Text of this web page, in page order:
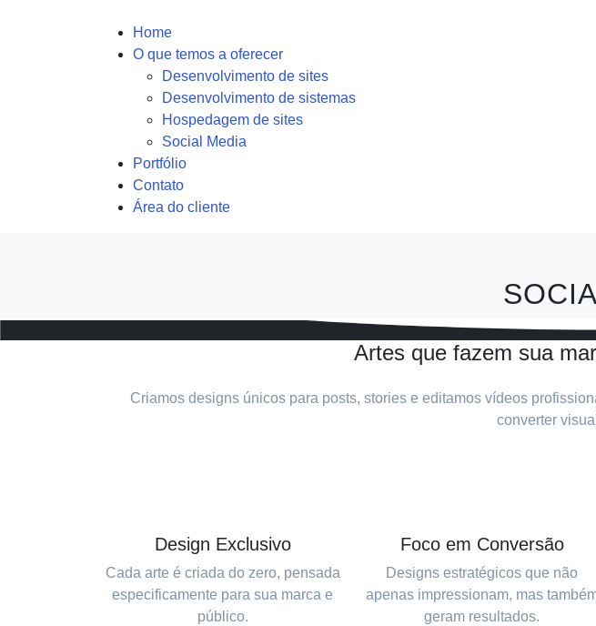
Home
O que temos a oferecer
Desenvolvimento de sites
Desenvolvimento de sistemas
Hospedagem de sites
Social Media
Portfólio
Contato
Área do cliente
Artes que fazem sua
Criamos designs únicos para posts, stories e editamos vídeos
converter
Design Exclusivo
Cada arte é criada do zero, pensada
especificamente para sua marca e
público.
Foco em Conversão
Designs estratégicos que não
apenas impressionam, mas
geram resultados.